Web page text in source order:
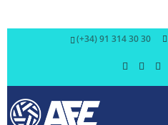
(+34) 91 314 30 30